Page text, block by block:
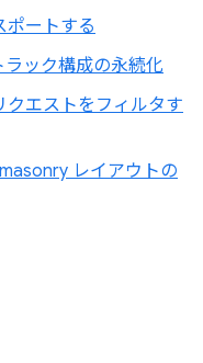
ポートする
ック構成の永続化
クエストをフィルタす
レイアウトの